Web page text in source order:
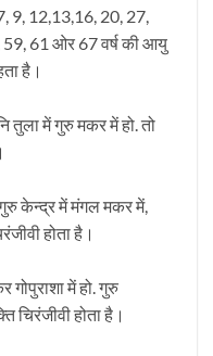
9, 12,13,16, 20, 27,
61 ओर 67 वर्ष की आयु
है।
तुला में गुरु मकर में हो. तो
केन्द्र में मंगल मकर में,
होता है।
गोपुराशा में हो. गुरु
चिरंजीवी होता है।